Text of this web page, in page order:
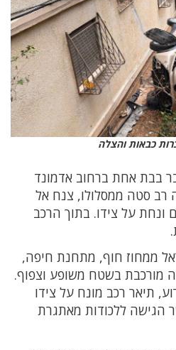
כבאות והצלה
בבת אחת ברחוב אדמונד
רב סטה ממסלולו, צנח אל
ונחת על צידו. בתוך הרכב
ממחוז חוף, מתחנת חיפה,
מורכבת בשטח משופע וצפוף.
תיאר רכב מונח על צידו
הגישה ללכודות מאתגרת